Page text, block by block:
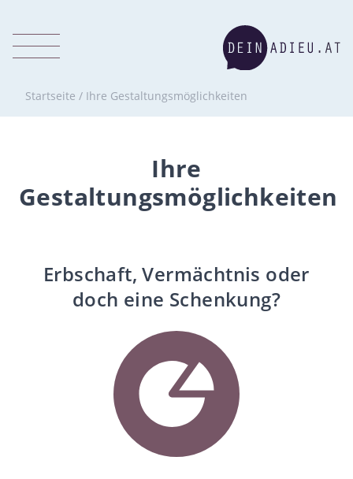
Startseite / Ihre Gestaltungsmöglichkeiten
Ihre
Gestaltungsmöglichkeiten
Erbschaft, Vermächtnis oder
doch eine Schenkung?